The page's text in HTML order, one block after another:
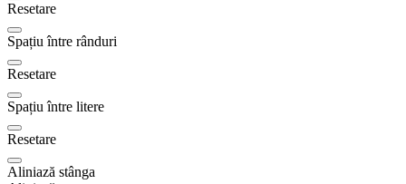
Resetare
Spațiu între rânduri
Resetare
Spațiu între litere
Resetare
Aliniază stânga